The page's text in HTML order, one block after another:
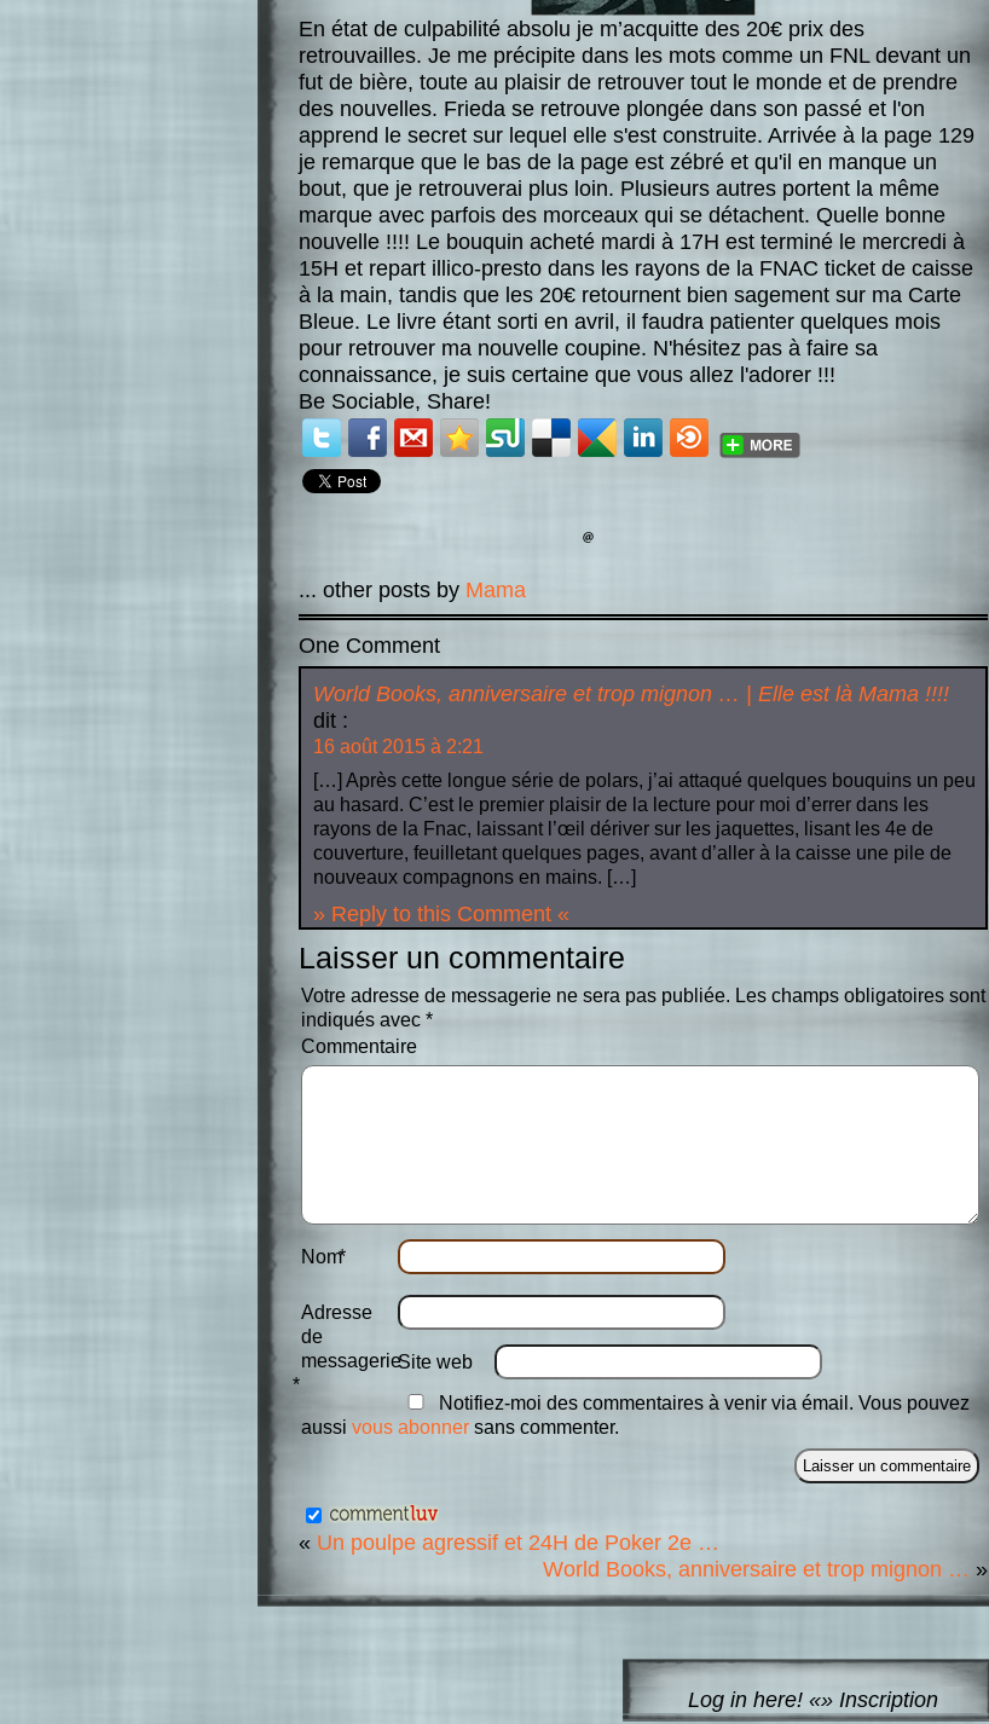
En état de culpabilité absolu je m’acquitte des 20€ prix des
retrouvailles. Je me précipite dans les mots comme un FNL devant un
fut de bière, toute au plaisir de retrouver tout le monde et de prendre
des nouvelles. Frieda se retrouve plongée dans son passé et l'on
apprend le secret sur lequel elle s'est construite. Arrivée à la page 129
je remarque que le bas de la page est zébré et qu'il en manque un
bout, que je retrouverai plus loin. Plusieurs autres portent la même
marque avec parfois des morceaux qui se détachent. Quelle bonne
nouvelle !!!! Le bouquin acheté mardi à 17H est terminé le mercredi à
15H et repart illico-presto dans les rayons de la FNAC ticket de caisse
à la main, tandis que les 20€ retournent bien sagement sur ma Carte
Bleue. Le livre étant sorti en avril, il faudra patienter quelques mois
pour retrouver ma nouvelle coupine. N'hésitez pas à faire sa
connaissance, je suis certaine que vous allez l'adorer !!!
Be Sociable, Share!
... other posts by Mama
One Comment
World Books, anniversaire et trop mignon … | Elle est là Mama !!!!
dit :
16 août 2015 à 2:21
[…] Après cette longue série de polars, j’ai attaqué quelques bouquins un peu
au hasard. C’est le premier plaisir de la lecture pour moi d’errer dans les
rayons de la Fnac, laissant l’œil dériver sur les jaquettes, lisant les 4e de
couverture, feuilletant quelques pages, avant d’aller à la caisse une pile de
nouveaux compagnons en mains. […]
» Reply to this Comment «
Laisser un commentaire
Votre adresse de messagerie ne sera pas publiée. Les champs obligatoires sont
indiqués avec *
Commentaire
Nom
*
Adresse
de
messagerie
*
Site web
Notifiez-moi des commentaires à venir via émail. Vous pouvez
aussi vous abonner sans commenter.
« Un poulpe agressif et 24H de Poker 2e …
World Books, anniversaire et trop mignon … »
Log in here!«» Inscription